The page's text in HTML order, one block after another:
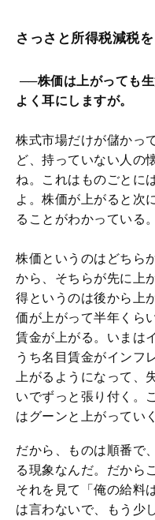
さっさと所得税減税
──株価は上がっても
よく耳にしますが。
株式市場だけが儲かっ
ど、持っていない人の
ね。これはものごとに
よ。株価が上がると次
ることがわかっている。
株価というのはどちら
から、そちらが先に上
得というのは後から上
価が上がって半年くら
賃金が上がる。いまは
うち名目賃金がインフ
上がるようになって、
いでずっと張り付く。
はグーンと上がってい
だから、ものは順番で
る現象なんだ。だから
それを見て「俺の給料
は言わないで、もう少